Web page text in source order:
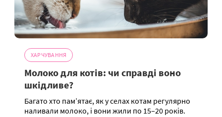
ХАРЧУВАННЯ
Молоко для котів: чи справді воно
шкідливе?
Багато хто пам’ятає, як у селах котам регулярно
наливали молоко, і вони жили по 15–20 років.